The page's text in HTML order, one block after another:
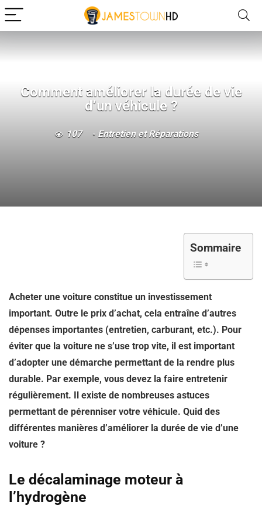
Comment améliorer la durée de vie
d’un véhicule ?
107 Entretien et Réparations
Sommaire
Acheter une voiture constitue un investissement
important. Outre le prix d’achat, cela entraîne d’autres
dépenses importantes (entretien, carburant, etc.). Pour
éviter que la voiture ne s’use trop vite, il est important
d’adopter une démarche permettant de la rendre plus
durable. Par exemple, vous devez la faire entretenir
régulièrement. Il existe de nombreuses astuces
permettant de pérenniser votre véhicule. Quid des
différentes manières d’améliorer la durée de vie d’une
voiture ?
Le décalaminage moteur à
l’hydrogène